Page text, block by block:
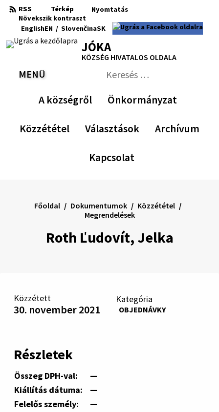
Ugrás
tartalomra
RSS
RSS
Térkép
Oldaltérkép
Nyomtatás
Nyomtatás
Növekszik kontraszt
Növekszik
kontraszt
Kisebb
betűméret
Az
eredeti
betűméret
visszaállítása
Nagyobb
betűméret
EnglishEN
Switch
English
/ SlovenčinaSK
Nyelv
váltása
erre
JÓKA
KÖZSÉG HIVATALOS OLDALA
VÁLTÁS
MENÜ
A községről Önkormányzat
Közzététel Választások Archívum
Kapcsolat
Keresés:
a
Roth Ľudovít, Jelka
Főoldal Dokumentumok
Közzététel
Megrendelések
Közzétett
30. november 2021
Kategória
OBJEDNÁVKY
Részletek
Összeg DPH-val:
—
Kiállítás dátuma:
—
Felelős személy:
—